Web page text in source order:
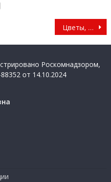
Цветы, кони, птицы
Роскомнадзором,
от 14.10.2024